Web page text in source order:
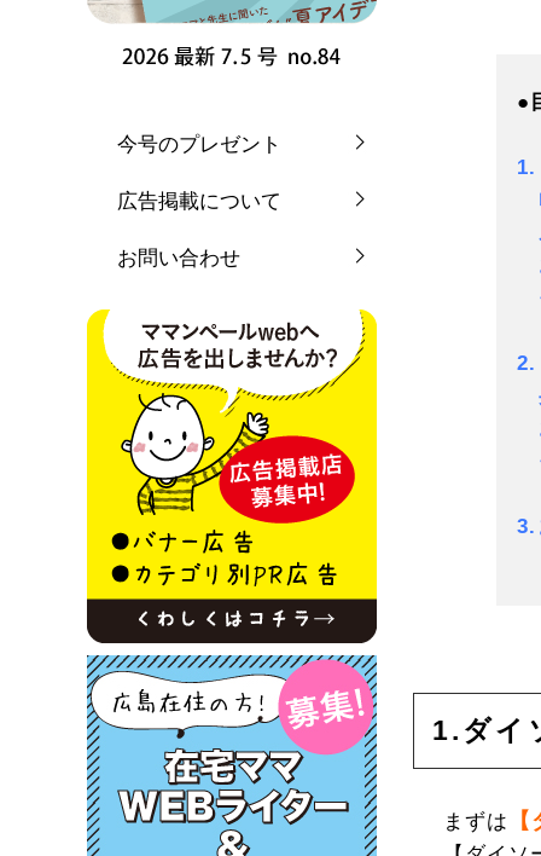
●
1.
2.
3.
1.ダイ
まずは
今号のプレゼント
広告掲載について
お問い合わせ